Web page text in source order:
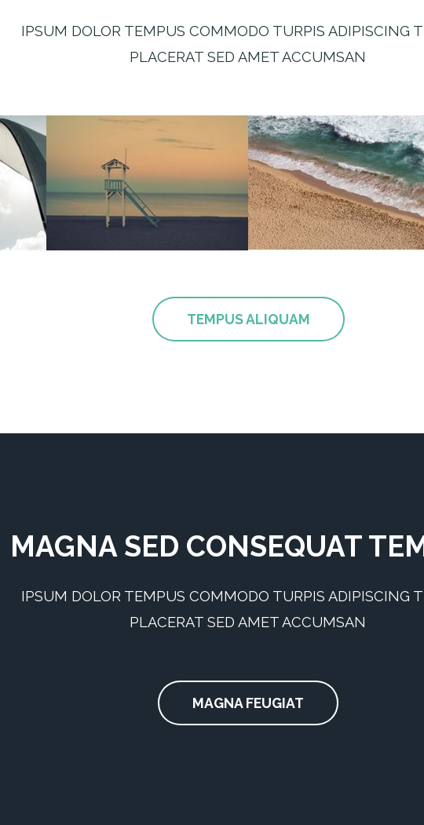
IPSUM DOLOR TEMPUS COMMODO TURPIS ADIPISCING
PLACERAT SED AMET ACCUMSAN
TEMPUS ALIQUAM
MAGNA SED CONSEQUAT
IPSUM DOLOR TEMPUS COMMODO TURPIS ADIPISCING
PLACERAT SED AMET ACCUMSAN
MAGNA FEUGIAT